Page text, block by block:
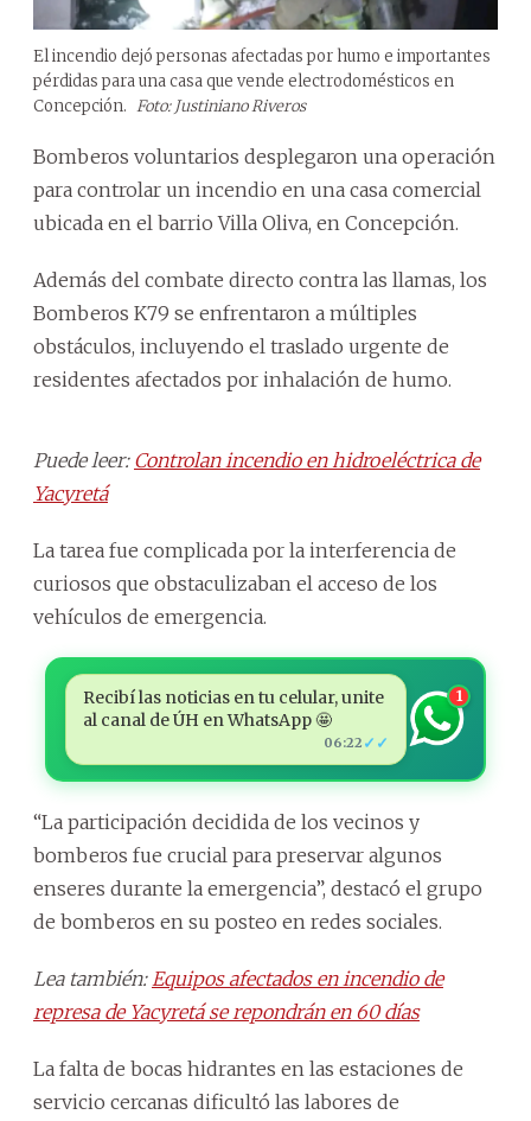
El incendio dejó personas afectadas por humo e importantes
pérdidas para una casa que vende electrodomésticos en
Concepción. Foto: Justiniano Riveros
Bomberos voluntarios desplegaron una operación
para controlar un incendio en una casa comercial
ubicada en el barrio Villa Oliva, en Concepción.
Además del combate directo contra las llamas, los
Bomberos K79 se enfrentaron a múltiples
obstáculos, incluyendo el traslado urgente de
residentes afectados por inhalación de humo.
Puede leer: Controlan incendio en hidroeléctrica de
Yacyretá
La tarea fue complicada por la interferencia de
curiosos que obstaculizaban el acceso de los
vehículos de emergencia.
Recibí las noticias en tu celular, unite
al canal de ÚH en WhatsApp 🤩
06:22 ✓✓
1
“La participación decidida de los vecinos y
bomberos fue crucial para preservar algunos
enseres durante la emergencia”, destacó el grupo
de bomberos en su posteo en redes sociales.
Lea también: Equipos afectados en incendio de
represa de Yacyretá se repondrán en 60 días
La falta de bocas hidrantes en las estaciones de
servicio cercanas dificultó las labores de